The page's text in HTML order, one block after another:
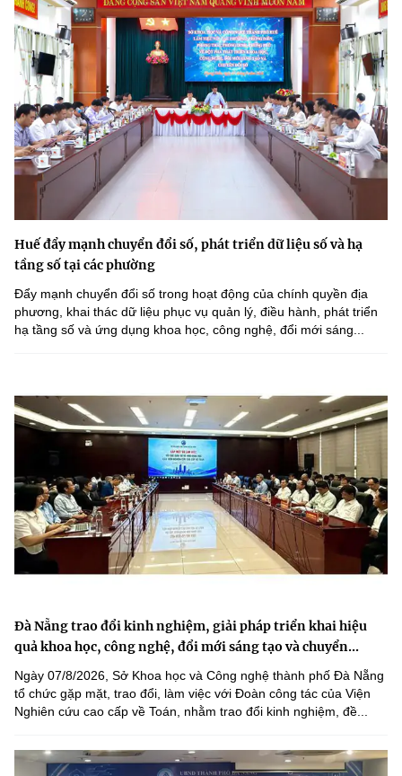
Huế đẩy mạnh chuyển đổi số, phát triển dữ liệu số và hạ
tầng số tại các phường
Đẩy mạnh chuyển đổi số trong hoạt động của chính quyền địa
phương, khai thác dữ liệu phục vụ quản lý, điều hành, phát triển
hạ tầng số và ứng dụng khoa học, công nghệ, đổi mới sáng...
Đà Nẵng trao đổi kinh nghiệm, giải pháp triển khai hiệu
quả khoa học, công nghệ, đổi mới sáng tạo và chuyển...
Ngày 07/8/2026, Sở Khoa học và Công nghệ thành phố Đà Nẵng
tổ chức gặp mặt, trao đổi, làm việc với Đoàn công tác của Viện
Nghiên cứu cao cấp về Toán, nhằm trao đổi kinh nghiệm, đề...